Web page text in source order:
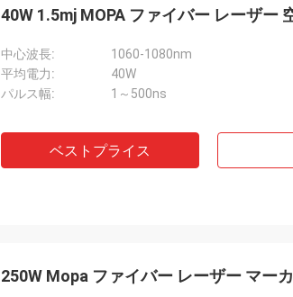
40W 1.5mj MOPA ファイバー レーザー
中心波長:
1060-1080nm
平均電力:
40W
パルス幅:
1～500ns
ベストプライス
250W Mopa ファイバー レーザー マー